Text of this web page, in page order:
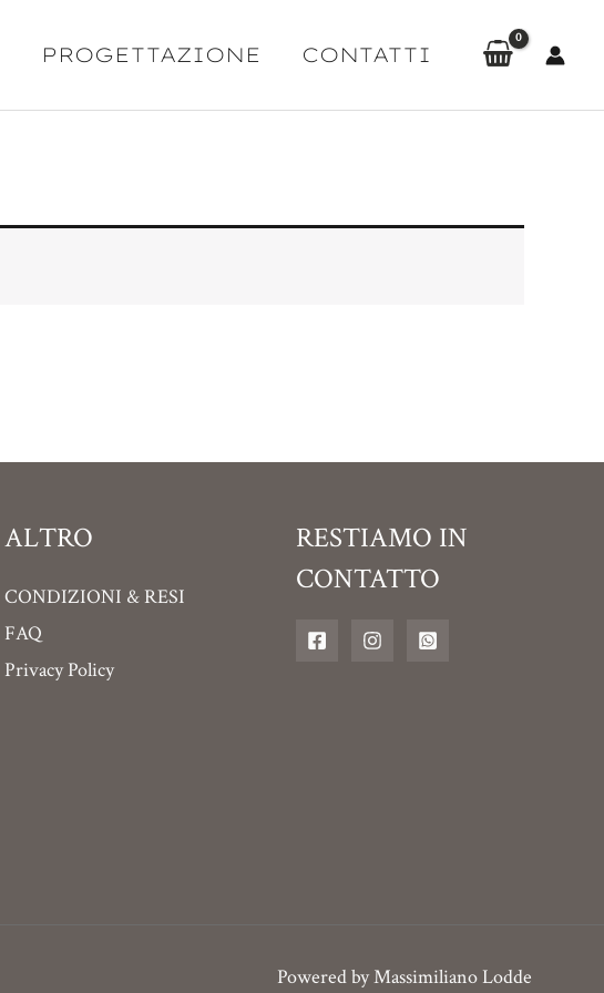
PROGETTAZIONE CONTATTI
ALTRO
CONDIZIONI & RESI
FAQ
Privacy Policy
RESTIAMO IN
CONTATTO
Powered byMassimiliano Lodde